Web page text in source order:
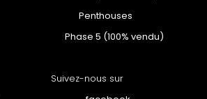
Penthouses
Phase 5 (100% vendu)
Suivez-nous sur